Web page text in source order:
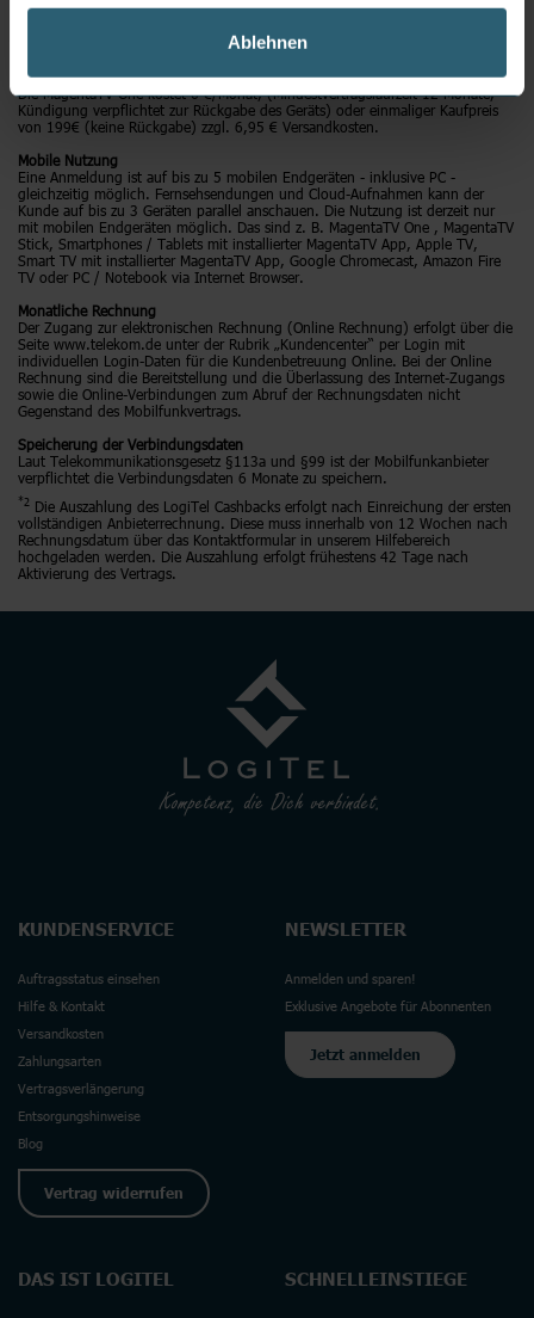
Ablehnen
Programmen, davon 160 in HD Qualität, und über 35.000 Film-, Serien-, und
Tage Replay und Restart. Mindestlaufzeit 24 Monate.
MagentaTV One
Die MagentaTV One kostet 6 €/Monat, (Mindestvertragslaufzeit 12 Monate,
Kündigung verpflichtet zur Rückgabe des Geräts) oder einmaliger Kaufpreis
von 199€ (keine Rückgabe) zzgl. 6,95 € Versandkosten.
Mobile Nutzung
Eine Anmeldung ist auf bis zu 5 mobilen Endgeräten - inklusive PC -
gleichzeitig möglich. Fernsehsendungen und Cloud-Aufnahmen kann der
Kunde auf bis zu 3 Geräten parallel anschauen. Die Nutzung ist derzeit nur
mit mobilen Endgeräten möglich. Das sind z. B. MagentaTV One , MagentaTV
Stick, Smartphones / Tablets mit installierter MagentaTV App, Apple TV,
Smart TV mit installierter MagentaTV App, Google Chromecast, Amazon Fire
TV oder PC / Notebook via Internet Browser.
Monatliche Rechnung
Der Zugang zur elektronischen Rechnung (Online Rechnung) erfolgt über die
Seite www.telekom.de unter der Rubrik „Kundencenter“ per Login mit
individuellen Login-Daten für die Kundenbetreuung Online. Bei der Online
Rechnung sind die Bereitstellung und die Überlassung des Internet-Zugangs
sowie die Online-Verbindungen zum Abruf der Rechnungsdaten nicht
Gegenstand des Mobilfunkvertrags.
Speicherung der Verbindungsdaten
Laut Telekommunikationsgesetz §113a und §99 ist der Mobilfunkanbieter
verpflichtet die Verbindungsdaten 6 Monate zu speichern.
*2 Die Auszahlung des LogiTel Cashbacks erfolgt nach Einreichung der ersten
vollständigen Anbieterrechnung. Diese muss innerhalb von 12 Wochen nach
Rechnungsdatum über das Kontaktformular in unserem Hilfebereich
hochgeladen werden. Die Auszahlung erfolgt frühestens 42 Tage nach
Aktivierung des Vertrags.
KUNDENSERVICE
Auftragsstatus einsehen
Hilfe & Kontakt
Versandkosten
Zahlungsarten
Vertragsverlängerung
Entsorgungshinweise
Blog
Vertrag widerrufen
NEWSLETTER
Anmelden und sparen!
Exklusive Angebote für Abonnenten
Jetzt anmelden
DAS IST LOGITEL SCHNELLEINSTIEGE